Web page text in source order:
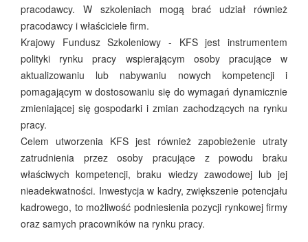
pracodawcy. W szkoleniach mogą brać udział również
pracodawcy i właściciele firm.
Krajowy Fundusz Szkoleniowy - KFS jest instrumentem
polityki rynku pracy wspierającym osoby pracujące w
aktualizowaniu lub nabywaniu nowych kompetencji i
pomagającym w dostosowaniu się do wymagań dynamicznie
zmieniającej się gospodarki i zmian zachodzących na rynku
pracy.
Celem utworzenia KFS jest również zapobieżenie utraty
zatrudnienia przez osoby pracujące z powodu braku
właściwych kompetencji, braku wiedzy zawodowej lub jej
nieadekwatności. Inwestycja w kadry, zwiększenie potencjału
kadrowego, to możliwość podniesienia pozycji rynkowej firmy
oraz samych pracowników na rynku pracy.